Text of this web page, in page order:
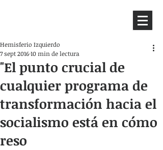
"El punto crucial de
cualquier programa de
transformación hacia el
socialismo está en cómo
reso
Hemisferio Izquierdo
7 sept 201610 min de lectura